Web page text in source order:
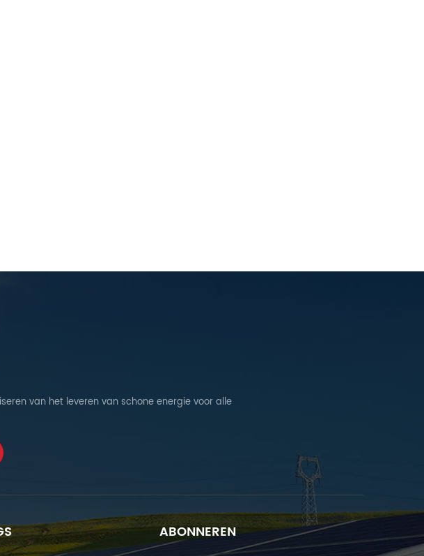
van het leveren van schone energie voor alle
ABONNEREN